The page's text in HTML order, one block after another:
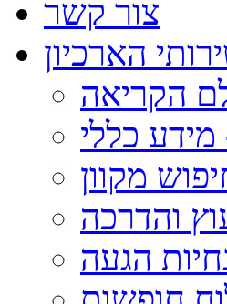
צור קשר
הארכיון
הקריאה
כללי
מקוון
והדרכה
הגעה